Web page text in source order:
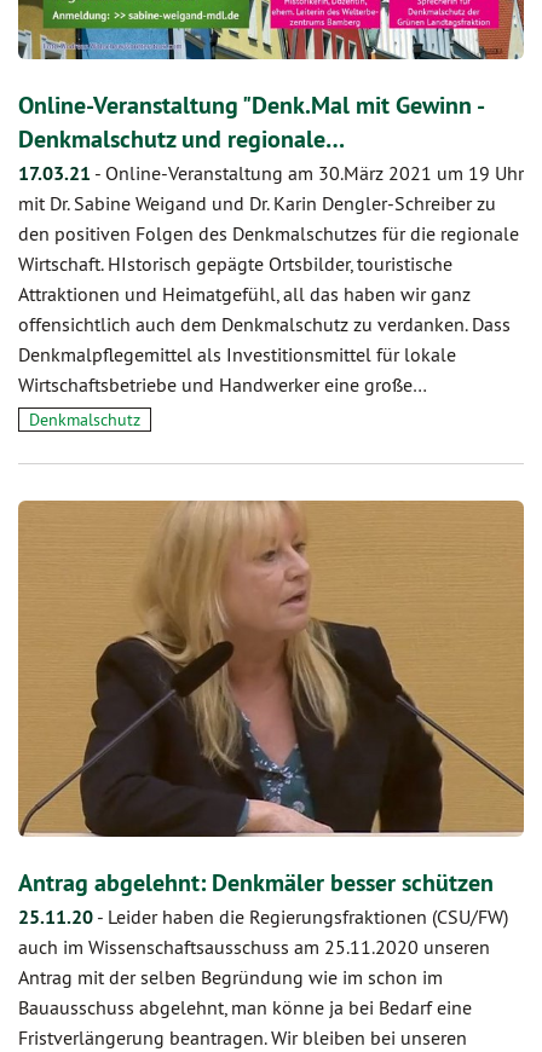
Online-Veranstaltung "Denk.Mal mit Gewinn -
Denkmalschutz und regionale…
17.03.21 - Online-Veranstaltung am 30.März 2021 um 19 Uhr
mit Dr. Sabine Weigand und Dr. Karin Dengler-Schreiber zu
den positiven Folgen des Denkmalschutzes für die regionale
Wirtschaft. HIstorisch gepägte Ortsbilder, touristische
Attraktionen und Heimatgefühl, all das haben wir ganz
offensichtlich auch dem Denkmalschutz zu verdanken. Dass
Denkmalpflegemittel als Investitionsmittel für lokale
Wirtschaftsbetriebe und Handwerker eine große…
Denkmalschutz
Antrag abgelehnt: Denkmäler besser schützen
25.11.20 - Leider haben die Regierungsfraktionen (CSU/FW)
auch im Wissenschaftsausschuss am 25.11.2020 unseren
Antrag mit der selben Begründung wie im schon im
Bauausschuss abgelehnt, man könne ja bei Bedarf eine
Fristverlängerung beantragen. Wir bleiben bei unseren